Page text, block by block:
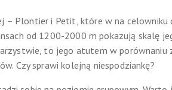
– Plontier i Petit, które w na celowniku
od 1200-2000 m pokazują skalę
to jego atutem w porównaniu
Czy sprawi kolejną niespodziankę?